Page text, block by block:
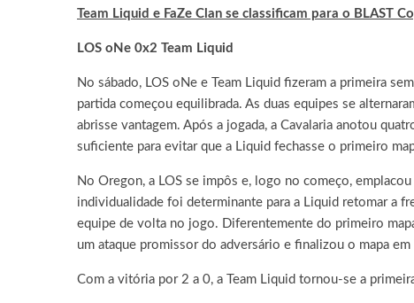
Team Liquid e FaZe Clan se classificam para o BLAST
LOS oNe 0x2 Team Liquid
No sábado, LOS oNe e Team Liquid fizeram a primeira
partida começou equilibrada. As duas equipes se
abrisse vantagem. Após a jogada, a Cavalaria anotou
suficiente para evitar que a Liquid fechasse o primeiro
No Oregon, a LOS se impôs e, logo no começo,
individualidade foi determinante para a Liquid retomar a
equipe de volta no jogo. Diferentemente do primeiro
um ataque promissor do adversário e finalizou o mapa em
Com a vitória por 2 a 0, a Team Liquid tornou-se a